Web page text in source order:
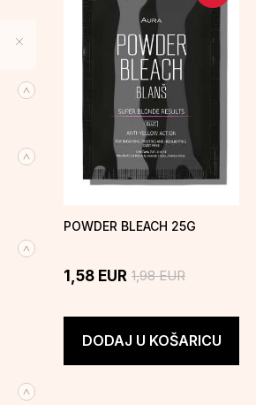
POWDER BLEACH 25G
1,58 EUR 1,98EUR
DODAJ U KOŠARICU